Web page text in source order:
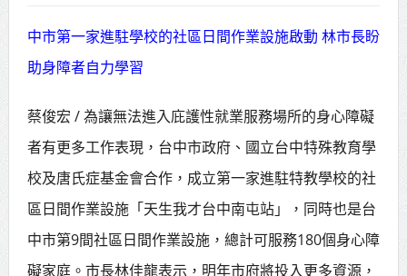
高雄「三民運動中心」市長陳其
邁、運動部長李洋各界貴賓共同揭幕
高雄東照山關帝廟全國國中小學書
賴清德總統主持將官晉任 期勉精進
中市第一家進駐學校的社區日間作業設施啟動 林市長盼
助身障者自力學習
蔡俊宏 / 為讓無法進入庇護性就業服務場所的身心障礙
者有更多工作表現，台中市政府、國立台中特殊教育學
校及唐氏症基金會合作，成立第一家進駐特教學校的社
區日間作業設施「天生我才台中南屯站」，同時也是台
中市第9間社區日間作業設施，總計可服務180個身心障
礙家庭。市長林佳龍表示，明年市府將投入更多資源，